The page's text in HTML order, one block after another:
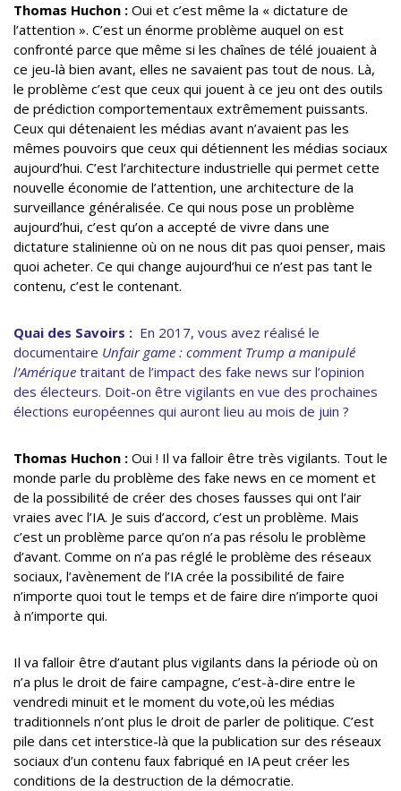
Thomas Huchon : Oui et c’est même la « dictature de
l’attention ». C’est un énorme problème auquel on est
confronté parce que même si les chaînes de télé jouaient à
ce jeu-là bien avant, elles ne savaient pas tout de nous. Là,
le problème c’est que ceux qui jouent à ce jeu ont des outils
de prédiction comportementaux extrêmement puissants.
Ceux qui détenaient les médias avant n’avaient pas les
mêmes pouvoirs que ceux qui détiennent les médias sociaux
aujourd’hui. C’est l’architecture industrielle qui permet cette
nouvelle économie de l’attention, une architecture de la
surveillance généralisée. Ce qui nous pose un problème
aujourd’hui, c’est qu’on a accepté de vivre dans une
dictature stalinienne où on ne nous dit pas quoi penser, mais
quoi acheter. Ce qui change aujourd’hui ce n’est pas tant le
contenu, c’est le contenant.
Quai des Savoirs : En 2017, vous avez réalisé le
documentaire Unfair game : comment Trump a manipulé
l’Amérique traitant de l’impact des fake news sur l’opinion
des électeurs. Doit-on être vigilants en vue des prochaines
élections européennes qui auront lieu au mois de juin ?
Thomas Huchon : Oui ! Il va falloir être très vigilants. Tout le
monde parle du problème des fake news en ce moment et
de la possibilité de créer des choses fausses qui ont l’air
vraies avec l’IA. Je suis d’accord, c’est un problème. Mais
c’est un problème parce qu’on n’a pas résolu le problème
d’avant. Comme on n’a pas réglé le problème des réseaux
sociaux, l’avènement de l’IA crée la possibilité de faire
n’importe quoi tout le temps et de faire dire n’importe quoi
à n’importe qui.
Il va falloir être d’autant plus vigilants dans la période où on
n’a plus le droit de faire campagne, c’est-à-dire entre le
vendredi minuit et le moment du vote,où les médias
traditionnels n’ont plus le droit de parler de politique. C’est
pile dans cet interstice-là que la publication sur des réseaux
sociaux d’un contenu faux fabriqué en IA peut créer les
conditions de la destruction de la démocratie.